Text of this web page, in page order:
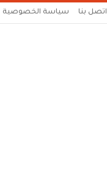
اتصل بنا سياسة الخصوصية